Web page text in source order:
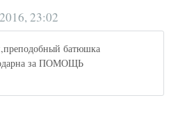
23:02
батюшка
за ПОМОЩЬ